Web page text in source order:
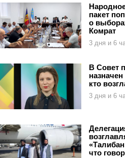
пакет
о
Комрат
3 дня и 6
В Совет
кто
3 дня и 6
что